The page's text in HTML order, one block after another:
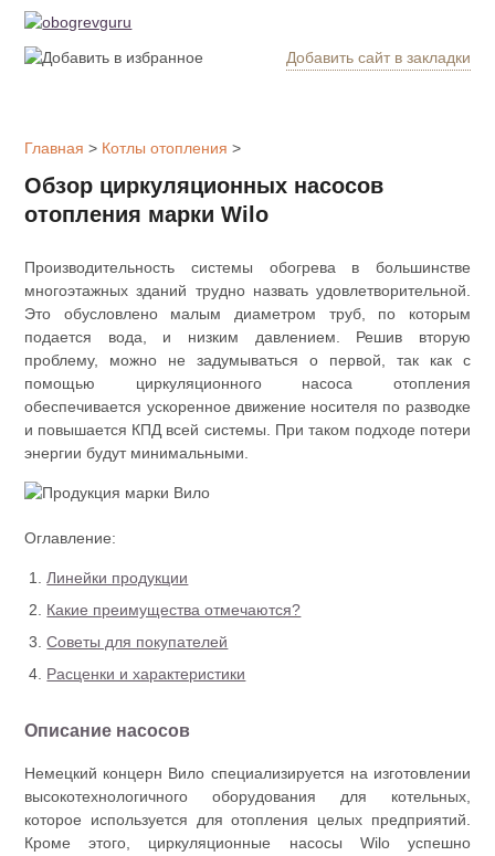
Добавить сайт в закладки
Котлы
отопления
Утепление
Печи и
камины
Утеплители
Главная > Котлы отопления >
Обзор циркуляционных насосов
отопления марки Wilo
Производительность системы обогрева в большинстве
многоэтажных зданий трудно назвать удовлетворительной.
Это обусловлено малым диаметром труб, по которым
подается вода, и низким давлением. Решив вторую
проблему, можно не задумываться о первой, так как с
помощью циркуляционного насоса отопления
обеспечивается ускоренное движение носителя по разводке
и повышается КПД всей системы. При таком подходе потери
энергии будут минимальными.
Оглавление:
Линейки продукции
Какие преимущества отмечаются?
Советы для покупателей
Расценки и характеристики
Описание насосов
Немецкий концерн Вило специализируется на изготовлении
высокотехнологичного оборудования для котельных,
которое используется для отопления целых предприятий.
Кроме этого, циркуляционные насосы Wilo успешно